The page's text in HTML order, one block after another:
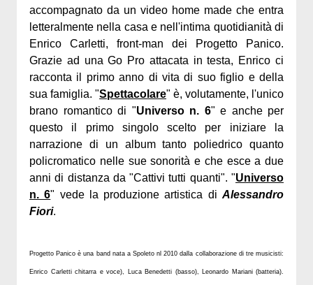
accompagnato da un video home made che entra
letteralmente nella casa e nell'intima quotidianità di
Enrico Carletti, front-man dei Progetto Panico.
Grazie ad una Go Pro attacata in testa, Enrico ci
racconta il primo anno di vita di suo figlio e della
sua famiglia. "Spettacolare" è, volutamente, l'unico
brano romantico di "Universo n. 6" e anche per
questo il primo singolo scelto per iniziare la
narrazione di un album tanto poliedrico quanto
policromatico nelle sue sonorità e che esce a due
anni di distanza da "Cattivi tutti quanti". "Universo
n. 6" vede la produzione artistica diAlessandro
Fiori.
Progetto Panico è una band nata a Spoleto nl 2010 dalla collaborazione di tre musicisti:
Enrico Carletti chitarra e voce), Luca Benedetti (basso), Leonardo Mariani (batteria).